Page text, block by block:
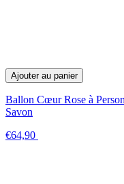
Ajouter au panier
Ballon Cœur Rose à
Savon
€64,90